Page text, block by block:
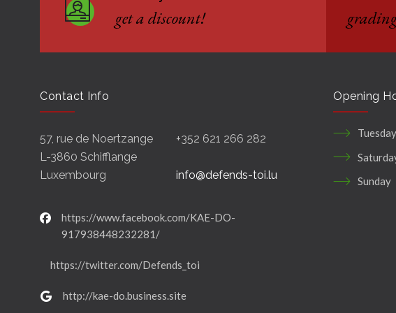
get a discount!
Contact Info
57, rue de Noertzange
+352 621 266 282
L-3860 Schifflange
Luxembourg
info@defends-toi.lu
https://www.facebook.com/KAE-DO-
917938448232281/
https://twitter.com/Defends_toi
http://kae-do.business.site
Opening
Sunday